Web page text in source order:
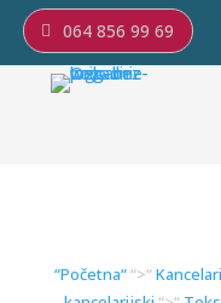
064 856 99 69
“Početna““>“